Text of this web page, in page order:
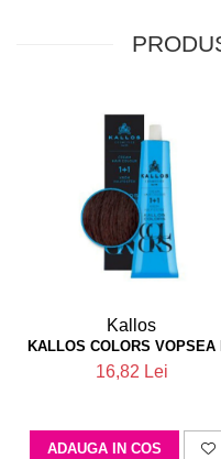
Kallos
KALLOS COLORS VOPSEA
16,82 Lei
ADAUGA IN COS